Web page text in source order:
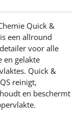
Quick &
een allround
voor alle
en gelakte
Quick &
reinigt,
en beschermt